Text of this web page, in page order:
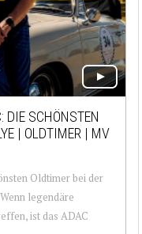
DIE SCHÖNSTEN
| OLDTIMER | MV
Oldtimer bei der
legendäre
ist das ADAC